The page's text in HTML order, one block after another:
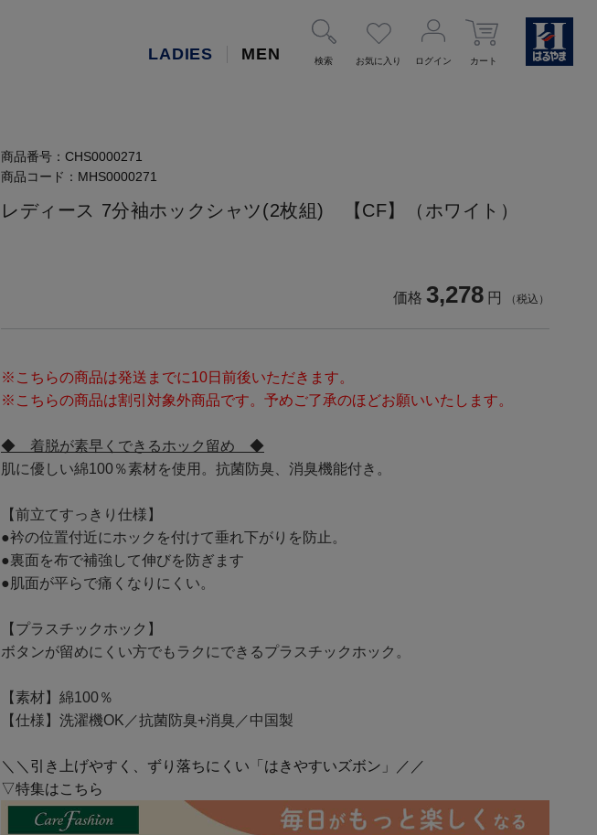
LADIES MEN 検索 お気に入り ログイン カート
商品番号： CHS0000271
商品コード： MHS0000271
レディース 7分袖ホックシャツ(2枚組) 【CF】（ホワイト）
価格 3,278 円 （税込）
※こちらの商品は発送までに10日前後いただきます。
※こちらの商品は割引対象外商品です。予めご了承のほどお願いいたします。
◆ 着脱が素早くできるホック留め ◆
肌に優しい綿100％素材を使用。抗菌防臭、消臭機能付き。
【前立てすっきり仕様】
●衿の位置付近にホックを付けて垂れ下がりを防止。
●裏面を布で補強して伸びを防ぎます
●肌面が平らで痛くなりにくい。
【プラスチックホック】
ボタンが留めにくい方でもラクにできるプラスチックホック。
【素材】綿100％
【仕様】洗濯機OK／抗菌防臭+消臭／中国製
＼＼引き上げやすく、ずり落ちにくい「はきやすいズボン」／／
▽特集はこちら